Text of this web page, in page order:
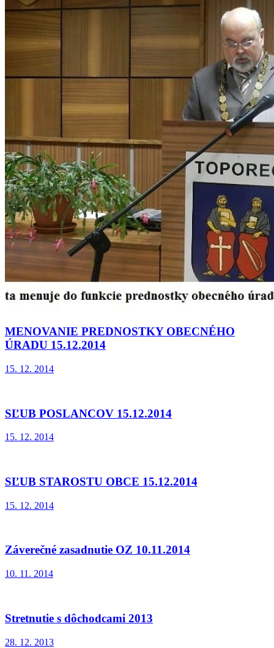
MENOVANIE PREDNOSTKY OBECNÉHO
ÚRADU 15.12.2014
15. 12. 2014
SĽUB POSLANCOV 15.12.2014
15. 12. 2014
SĽUB STAROSTU OBCE 15.12.2014
15. 12. 2014
Záverečné zasadnutie OZ 10.11.2014
10. 11. 2014
Stretnutie s dôchodcami 2013
28. 12. 2013